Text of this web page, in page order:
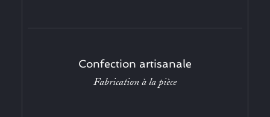
Confection artisanale
Fabrication à la pièce